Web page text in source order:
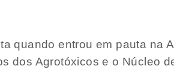
quando entrou em pauta na
dos Agrotóxicos e o Núcleo